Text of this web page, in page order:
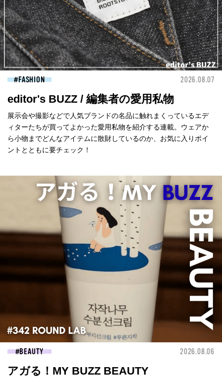
FASHION 2026.08.07
editor's BUZZ / 編集者の愛用私物
展示会や撮影などで人気ブランドの名品に触れまくっているエデ
ィターたちが買ってよかった愛用私物を紹介する連載。ウェアか
ら小物までどんなアイテムに散財しているのか、お気に入りポイ
ントとともに要チェック！
BEAUTY 2026.08.06
アガる！MY BUZZ BEAUTY